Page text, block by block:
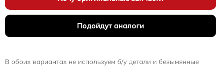
Подойдут аналоги
В обоих вариантах не используем б/у детали и безымянные